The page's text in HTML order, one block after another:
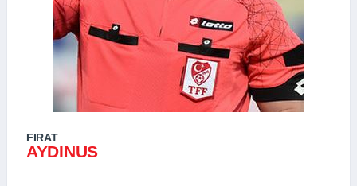
FIRAT
AYDINUS